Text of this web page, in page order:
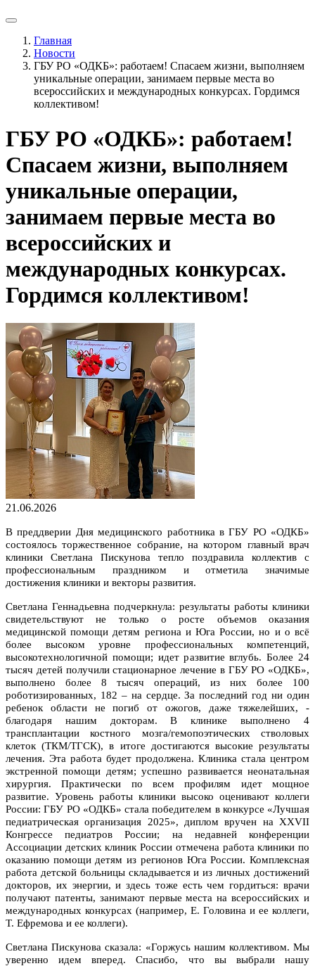
Главная
Новости
ГБУ РО «ОДКБ»: работаем! Спасаем жизни, выполняем
уникальные операции, занимаем первые места во
всероссийских и международных конкурсах. Гордимся
коллективом!
ГБУ РО «ОДКБ»: работаем!
Спасаем жизни, выполняем
уникальные операции,
занимаем первые места во
всероссийских и
международных конкурсах.
Гордимся коллективом!
21.06.2026
В преддверии Дня медицинского работника в ГБУ РО «ОДКБ»
состоялось торжественное собрание, на котором главный врач
клиники Светлана Пискунова тепло поздравила коллектив с
профессиональным праздником и отметила значимые
достижения клиники и векторы развития.
Светлана Геннадьевна подчеркнула: результаты работы клиники
свидетельствуют не только о росте объемов оказания
медицинской помощи детям региона и Юга России, но и о всё
более высоком уровне профессиональных компетенций,
высокотехнологичной помощи; идет развитие вглубь. Более 24
тысяч детей получили стационарное лечение в ГБУ РО «ОДКБ»,
выполнено более 8 тысяч операций, из них более 100
роботизированных, 182 – на сердце. За последний год ни один
ребенок области не погиб от ожогов, даже тяжелейших, -
благодаря нашим докторам. В клинике выполнено 4
трансплантации костного мозга/гемопоэтических стволовых
клеток (ТКМ/ТГСК), в итоге достигаются высокие результаты
лечения. Эта работа будет продолжена. Клиника стала центром
экстренной помощи детям; успешно развивается неонатальная
хирургия. Практически по всем профилям идет мощное
развитие. Уровень работы клиники высоко оценивают коллеги
России: ГБУ РО «ОДКБ» стала победителем в конкурсе «Лучшая
педиатрическая организация 2025», диплом вручен на XXVII
Конгрессе педиатров России; на недавней конференции
Ассоциации детских клиник России отмечена работа клиники по
оказанию помощи детям из регионов Юга России. Комплексная
работа детской больницы складывается и из личных достижений
докторов, их энергии, и здесь тоже есть чем гордиться: врачи
получают патенты, занимают первые места на всероссийских и
международных конкурсах (например, Е. Головина и ее коллеги,
Т. Ефремова и ее коллеги).
Светлана Пискунова сказала: «Горжусь нашим коллективом. Мы
уверенно идем вперед. Спасибо, что вы выбрали нашу